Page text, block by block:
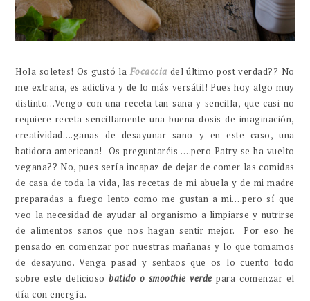
Hola soletes! Os gustó la Focaccia del último post verdad?? No
me extraña, es adictiva y de lo más versátil! Pues hoy algo muy
distinto…Vengo con una receta tan sana y sencilla, que casi no
requiere receta sencillamente una buena dosis de imaginación,
creatividad….ganas de desayunar sano y en este caso, una
batidora americana! Os preguntaréis ….pero Patry se ha vuelto
vegana?? No, pues sería incapaz de dejar de comer las comidas
de casa de toda la vida, las recetas de mi abuela y de mi madre
preparadas a fuego lento como me gustan a mi….pero sí que
veo la necesidad de ayudar al organismo a limpiarse y nutrirse
de alimentos sanos que nos hagan sentir mejor. Por eso he
pensado en comenzar por nuestras mañanas y lo que tomamos
de desayuno. Venga pasad y sentaos que os lo cuento todo
sobre este deliciosobatido o smoothie verde para comenzar el
día con energía.